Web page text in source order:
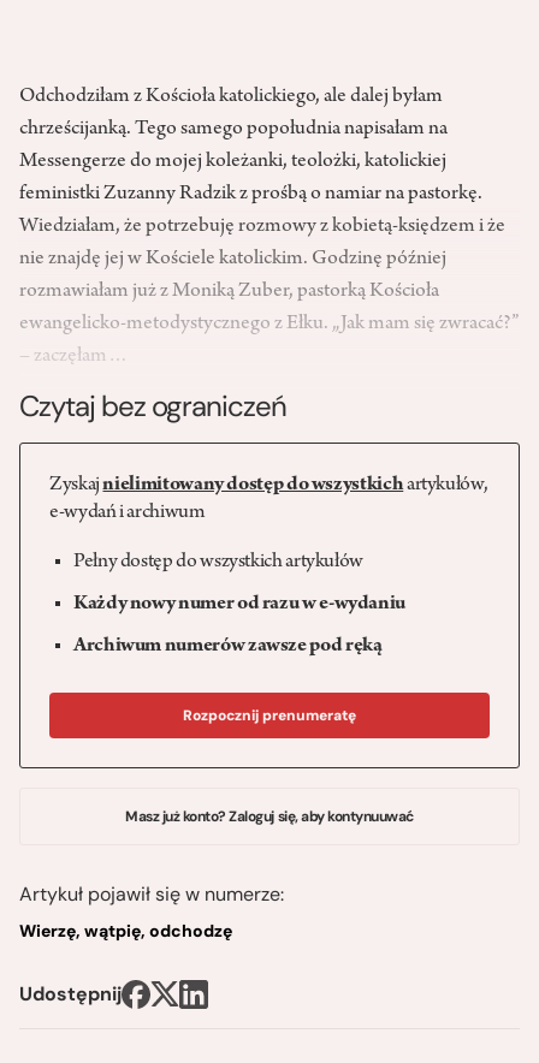
Odchodziłam z Kościoła katolickiego, ale dalej byłam
chrześcijanką. Tego samego popołudnia napisałam na
Messengerze do mojej koleżanki, teolożki, katolickiej
feministki Zuzanny Radzik z prośbą o namiar na pastorkę.
Wiedziałam, że potrzebuję rozmowy z kobietą-księdzem i że
nie znajdę jej w Kościele katolickim. Godzinę później
rozmawiałam już z Moniką Zuber, pastorką Kościoła
ewangelicko-metodystycznego z Ełku. „Jak mam się zwracać?”
– zaczęłam…
Czytaj bez ograniczeń
Zyskajnielimitowany dostęp do wszystkichartykułów,
e-wydań i archiwum
Pełny dostęp do wszystkich artykułów
Każdy nowy numer od razu w e-wydaniu
Archiwum numerów zawsze pod ręką
Rozpocznij prenumeratę
Masz już konto? Zaloguj się, aby kontynuuwać
Artykuł pojawił się w numerze:
Wierzę, wątpię, odchodzę
Udostępnij